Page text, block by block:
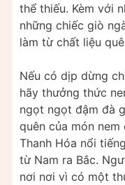
thể thiếu. Kèm với
những chiếc giò
làm từ chất liệu
Nếu có dịp dừng
hãy thưởng thức
ngọt ngọt đậm đà
quên của món nem
Thanh Hóa nổi
từ Nam ra Bắc.
nơi nơi vì có một